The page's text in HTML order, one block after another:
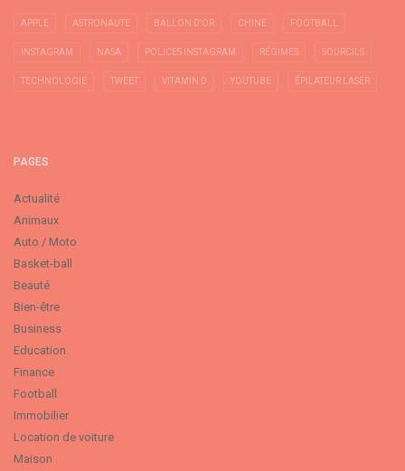
APPLE ASTRONAUTE BALLON D'OR CHINE FOOTBALL
INSTAGRAM NASA POLICES INSTAGRAM RÉGIMES SOURCILS
TECHNOLOGIE TWEET VITAMIN D YOUTUBE ÉPILATEUR LASER
PAGES
Actualité
Animaux
Auto / Moto
Basket-ball
Beauté
Bien-être
Business
Education
Finance
Football
Immobilier
Location de voiture
Maison